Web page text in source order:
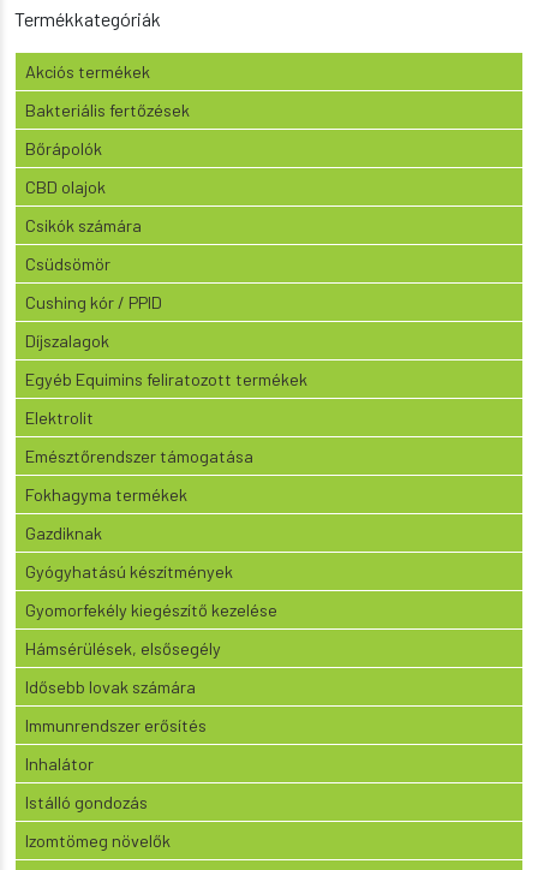
Termékkategóriák
Akciós termékek
Bakteriális fertőzések
Bőrápolók
CBD olajok
Csikók számára
Csüdsömör
Cushing kór / PPID
Díjszalagok
Egyéb Equimins feliratozott termékek
Elektrolit
Emésztőrendszer támogatása
Fokhagyma termékek
Gazdiknak
Gyógyhatású készítmények
Gyomorfekély kiegészítő kezelése
Hámsérülések, elsősegély
Idősebb lovak számára
Immunrendszer erősítés
Inhalátor
Istálló gondozás
Izomtömeg növelők